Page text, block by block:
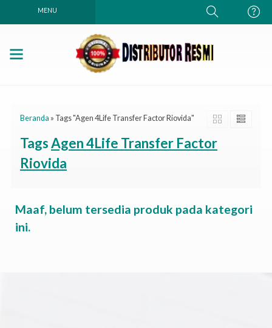
MENU
Beranda » Tags "Agen 4Life Transfer Factor Riovida"
TagsAgen 4Life Transfer Factor
Riovida
Maaf, belum tersedia produk pada kategori
ini.